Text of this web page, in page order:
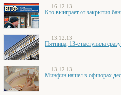
16.12.13
Кто выиграет от закрытия
13.12.13
Пятница, 13-е наступила
13.12.13
Минфин нашел в офшорах